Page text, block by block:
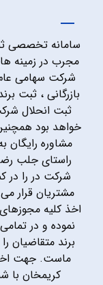
سامانه تخصصی
مجرب در زمینه
شرکت سهامی
بازرگانی ، ثبت
ثبت انحلال
خواهد بود
مشاوره رایگان
راستای جلب
شرکت در را در
مشتریان قرار
اخذ کلیه
نموده و در
برند
ماست. جهت
کریمخان با شماره ۰۲۱۸۷۱۴۶ تماس